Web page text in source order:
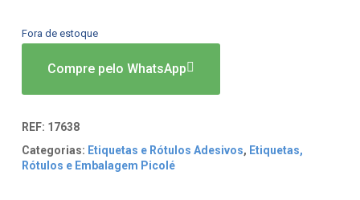
Fora de estoque
Compre pelo WhatsApp
REF: 17638
Categorias: Etiquetas e Rótulos Adesivos, Etiquetas,
Rótulos e Embalagem Picolé